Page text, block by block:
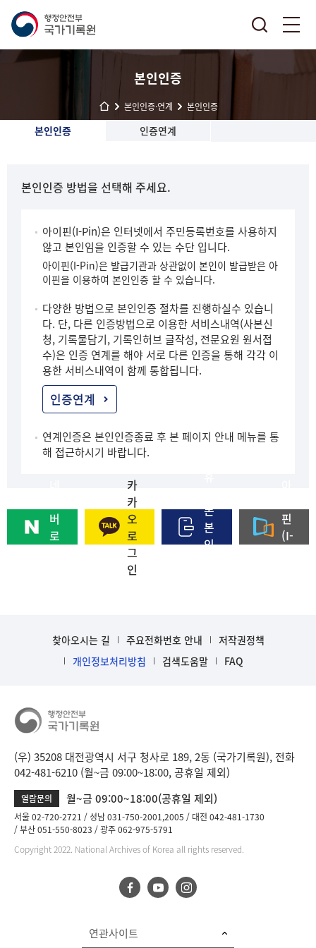
본인인증
본인인증·연계 본인인증
본인인증 인증연계
본인인증 방법을 선택해 주세요.
아이핀(I-Pin)은 인터넷에서 주민등록번호를 사용하지
않고 본인임을 인증할 수 있는 수단 입니다.
아이핀(I-Pin)은 발급기관과 상관없이 본인이 발급받은 아
이핀을 이용하여 본인인증 할 수 있습니다.
다양한 방법으로 본인인증 절차를 진행하실수 있습니
다. 단, 다른 인증방법으로 이용한 서비스내역(사본신
청, 기록물담기, 기록인허브 글작성, 전문요원 원서접
수)은 인증 연계를 해야 서로 다른 인증을 통해 각각 이
용한 서비스내역이 함께 통합됩니다.
인증연계
연계인증은 본인인증종료 후 본 페이지 안내 메뉴를 통
해 접근하시기 바랍니다.
버
로
카
카
오
로
그
인
폰
본
인
핀
(I-
찾아오시는 길 주요전화번호 안내
저작권정책
개인정보처리방침
검색도움말 FAQ
(우) 35208 대전광역시 서구 청사로 189, 2동 (국가기록원), 전화
042-481-6210 (월~금 09:00~18:00, 공휴일 제외)
열람문의 월~금 09:00~18:00(공휴일 제외)
서울 02-720-2721 성남 031-750-2001,2005
대전 042-481-1730
부산 051-550-8023
광주 062-975-5791
Copyright 2022. National Archives of Korea all rights reserved.
연관사이트